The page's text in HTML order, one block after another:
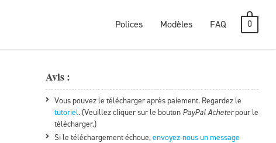
Polices Modèles FAQ 0
Avis :
Vous pouvez le télécharger après paiement. Regardez le
tutoriel. (Veuillez cliquer sur le bouton PayPal Acheterpour le
télécharger.)
Si le téléchargement échoue, envoyez-nous un message